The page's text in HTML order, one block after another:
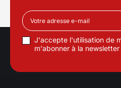
J'accepte l'utilisation de
m'abonner à la newsletter